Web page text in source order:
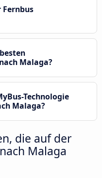
Malaga?
Technologie
Malaga?
die auf der
Malaga